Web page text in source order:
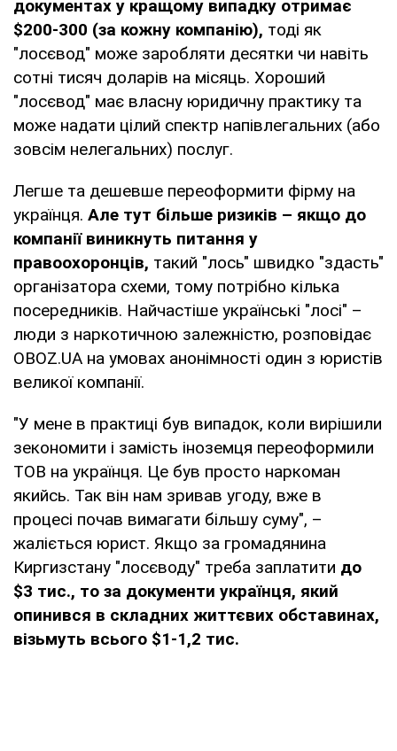
документах у кращому випадку отримає
$200-300 (за кожну компанію), тоді як
"лосєвод" може заробляти десятки чи навіть
сотні тисяч доларів на місяць. Хороший
"лосєвод" має власну юридичну практику та
може надати цілий спектр напівлегальних (або
зовсім нелегальних) послуг.
Легше та дешевше переоформити фірму на
українця. Але тут більше ризиків – якщо до
компанії виникнуть питання у
правоохоронців, такий "лось" швидко "здасть"
організатора схеми, тому потрібно кілька
посередників. Найчастіше українські "лосі" –
люди з наркотичною залежністю, розповідає
OBOZ.UA на умовах анонімності один з юристів
великої компанії.
"У мене в практиці був випадок, коли вирішили
зекономити і замість іноземця переоформили
ТОВ на українця. Це був просто наркоман
якийсь. Так він нам зривав угоду, вже в
процесі почав вимагати більшу суму", –
жаліється юрист. Якщо за громадянина
Киргизстану "лосєводу" треба заплатити до
$3 тис., то за документи українця, який
опинився в складних життєвих обставинах,
візьмуть всього $1-1,2 тис.